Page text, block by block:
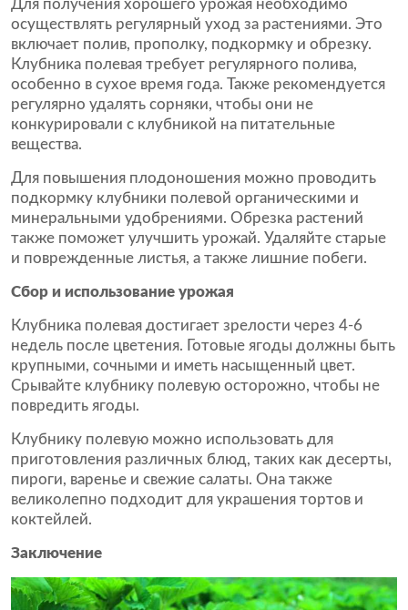
Для получения хорошего урожая необходимо
осуществлять регулярный уход за растениями. Это
включает полив, прополку, подкормку и обрезку.
Клубника полевая требует регулярного полива,
особенно в сухое время года. Также рекомендуется
регулярно удалять сорняки, чтобы они не
конкурировали с клубникой на питательные
вещества.
Для повышения плодоношения можно проводить
подкормку клубники полевой органическими и
минеральными удобрениями. Обрезка растений
также поможет улучшить урожай. Удаляйте старые
и поврежденные листья, а также лишние побеги.
Сбор и использование урожая
Клубника полевая достигает зрелости через 4-6
недель после цветения. Готовые ягоды должны быть
крупными, сочными и иметь насыщенный цвет.
Срывайте клубнику полевую осторожно, чтобы не
повредить ягоды.
Клубнику полевую можно использовать для
приготовления различных блюд, таких как десерты,
пироги, варенье и свежие салаты. Она также
великолепно подходит для украшения тортов и
коктейлей.
Заключение